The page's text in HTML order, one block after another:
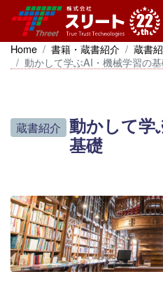
Home 書籍・蔵書紹介
蔵書
動かして学ぶAI・機械学習の
蔵書紹介 動かして学
基礎